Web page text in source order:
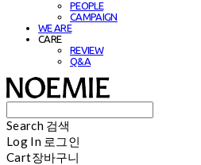
PEOPLE
CAMPAIGN
WE ARE
CARE
REVIEW
Q&A
Search 검색
Log In 로그인
Cart장바구니